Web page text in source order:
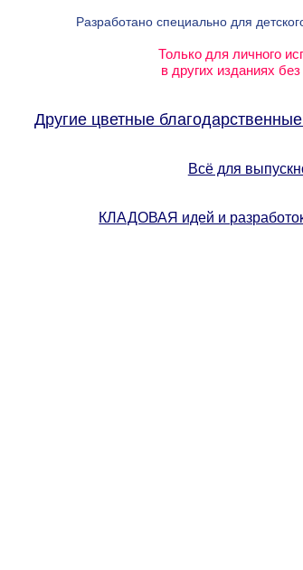
Разработано специально для
Только для личного
в других изданиях
Другие цветные
Всё для
КЛАДОВАЯ идей и